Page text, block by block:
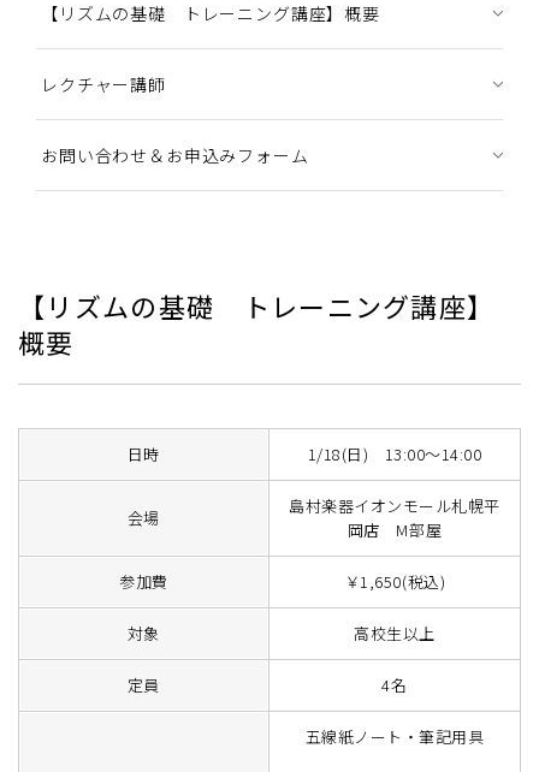
【リズムの基礎 トレーニング講座】概要
レクチャー講師
お問い合わせ＆お申込みフォーム
【リズムの基礎 トレーニング講座】
概要
日時 1/18(日) 13:00～14:00
会場
島村楽器イオンモール札幌平
岡店 M部屋
参加費 ￥1,650(税込)
対象 高校生以上
定員 4名
五線紙ノート・筆記用具